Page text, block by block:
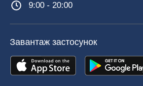
9:00 - 20:00
Завантаж застосунок